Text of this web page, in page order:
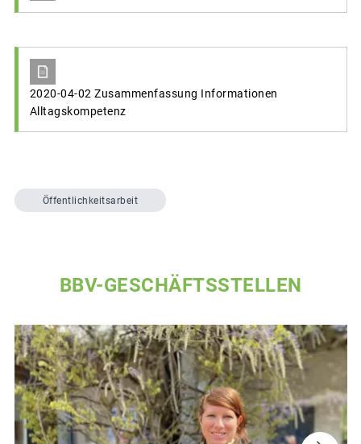
2020-04-02 Zusammenfassung Informationen
Alltagskompetenz
Öffentlichkeitsarbeit
BBV-GESCHÄFTSSTELLEN